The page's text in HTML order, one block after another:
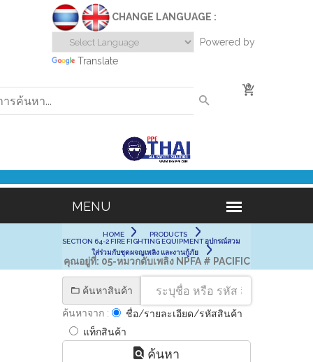
CHANGE LANGUAGE :
Powered by
Translate
0
HOME
PRODUCTS
SECTION 64-2 FIRE FIGHTING EQUIPMENT อุปกรณ์สวม
ใส่ร่วมกับชุดผจญเพลิง และงานกู้ภัย
คุณอยู่ที่: 05-หมวกดับเพลิง NPFA # PACIFIC
ค้นหาสินค้า
ค้นหาจาก :
ชื่อ/รายละเอียด/รหัสสินค้า
แท็กสินค้า
ค้นหา